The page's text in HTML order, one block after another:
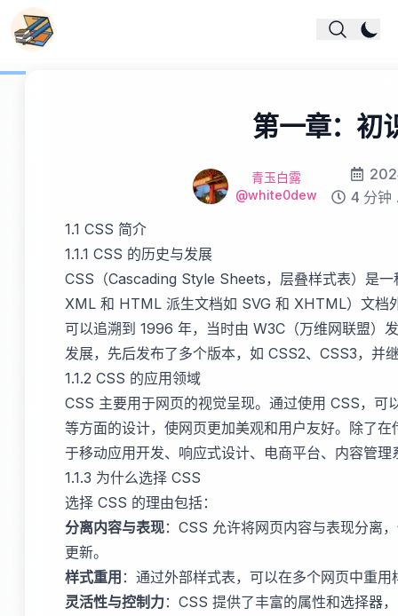
第一章：初
作者 Name
青玉白露
Github
@white0dew
Modified
Reading
4 分钟
1.1 CSS 简介
1.1.1 CSS 的历史与发展
CSS（Cascading Style Sheets，层叠样式表）是
XML 和 HTML 派生文档如 SVG 和 XHTML）文档
可以追溯到 1996 年，当时由 W3C（万维网联盟）
发展，先后发布了多个版本，如 CSS2、CSS3，并
1.1.2 CSS 的应用领域
CSS 主要用于网页的视觉呈现。通过使用 CSS，可
等方面的设计，使网页更加美观和用户友好。除了
于移动应用开发、响应式设计、电商平台、内容管理
1.1.3 为什么选择 CSS
选择 CSS 的理由包括：
分离内容与表现：CSS 允许将网页内容与表现分离
更新。
样式重用 ：通过外部样式表，可以在多个网页中重
灵活性与控制力：CSS 提供了丰富的属性和选择器